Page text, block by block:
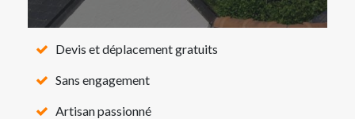
Devis et déplacement gratuits
Sans engagement
Artisan passionné